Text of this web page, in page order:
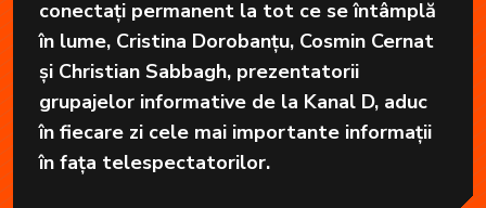
conectați permanent la tot ce se întâmplă
în lume, Cristina Dorobanțu, Cosmin Cernat
și Christian Sabbagh, prezentatorii
grupajelor informative de la Kanal D, aduc
în fiecare zi cele mai importante informații
în fața telespectatorilor.